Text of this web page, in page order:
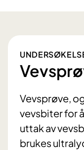
Vevsprøve,
vevsbiter for
uttak av
brukes